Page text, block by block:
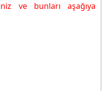
ve bunları aşağıya